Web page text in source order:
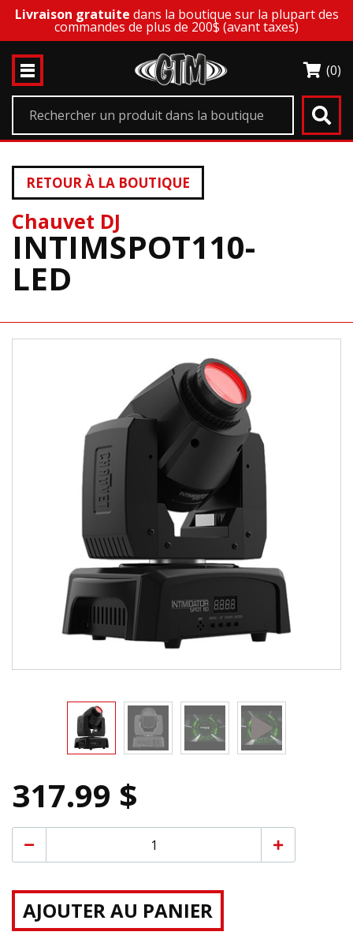
Livraison gratuite dans la boutique sur la plupart des
commandes de plus de 200$ (avant taxes)
(0)
Chauvet DJ
INTIMSPOT110-
LED
RETOUR À LA BOUTIQUE
317.99 $
AJOUTER AU PANIER